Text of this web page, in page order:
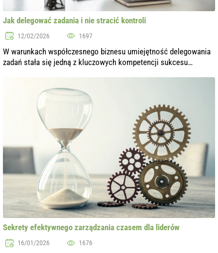
Jak delegować zadania i nie stracić kontroli
12/02/2026 1697
W warunkach współczesnego biznesu umiejętność delegowania
zadań stała się jedną z kluczowych kompetencji sukcesu
Sekrety efektywnego zarządzania czasem dla liderów
16/01/2026 1676